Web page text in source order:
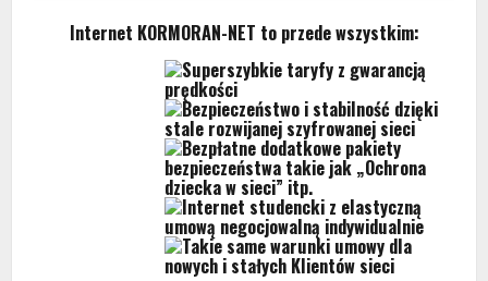
Internet KORMORAN-NET to przede wszystkim:
Superszybkie taryfy z gwarancją
prędkości
Bezpieczeństwo i stabilność dzięki
stale rozwijanej szyfrowanej sieci
Bezpłatne dodatkowe pakiety
bezpieczeństwa takie jak „Ochrona
dziecka w sieci” itp.
Internet studencki z elastyczną
umową negocjowalną indywidualnie
Takie same warunki umowy dla
nowych i stałych Klientów sieci